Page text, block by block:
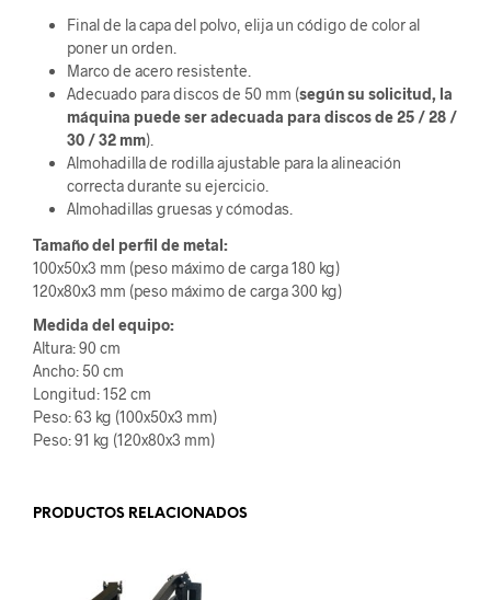
Final de la capa del polvo, elija un código de color al
poner un orden.
Marco de acero resistente.
Adecuado para discos de 50 mm (según su solicitud, la
máquina puede ser adecuada para discos de 25 / 28 /
30 / 32 mm).
Almohadilla de rodilla ajustable para la alineación
correcta durante su ejercicio.
Almohadillas gruesas y cómodas.
Tamaño del perfil de metal:
100x50x3 mm (peso máximo de carga 180 kg)
120x80x3 mm (peso máximo de carga 300 kg)
Medida del equipo:
Altura: 90 cm
Ancho: 50 cm
Longitud: 152 cm
Peso: 63 kg (100x50x3 mm)
Peso: 91 kg (120x80x3 mm)
PRODUCTOS RELACIONADOS